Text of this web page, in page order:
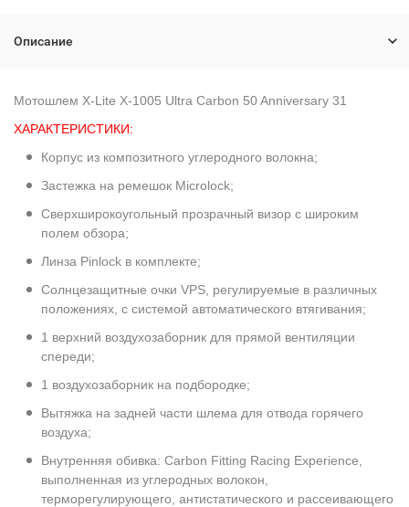
Описание
Мотошлем X-Lite X-1005 Ultra Carbon 50 Anniversary 31
ХАРАКТЕРИСТИКИ:
Корпус из композитного углеродного волокна;
Застежка на ремешок Microlock;
Сверхширокоугольный прозрачный визор с широким
полем обзора;
Линза Pinlock в комплекте;
Солнцезащитные очки VPS, регулируемые в различных
положениях, с системой автоматического втягивания;
1 верхний воздухозаборник для прямой вентиляции
спереди;
1 воздухозаборник на подбородке;
Вытяжка на задней части шлема для отвода горячего
воздуха;
Внутренняя обивка: Carbon Fitting Racing Experience,
выполненная из углеродных волокон,
терморегулирующего, антистатического и рассеивающего